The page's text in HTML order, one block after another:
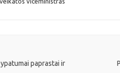
paprastai ir